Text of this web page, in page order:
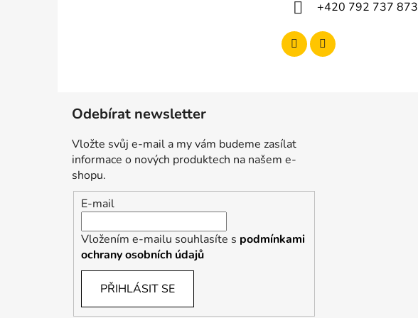
+420 792 737 873
Odebírat newsletter
Vložte svůj e-mail a my vám budeme zasílat
informace o nových produktech na našem e-
shopu.
E-mail
Vložením e-mailu souhlasíte s podmínkami
ochrany osobních údajů
PŘIHLÁSIT SE